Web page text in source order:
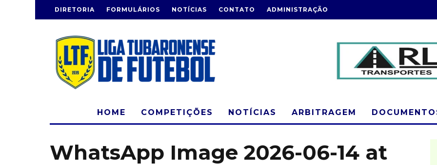
DIRETORIA FORMULÁRIOS NOTÍCIAS CONTATO ADMINISTRAÇÃO
HOME COMPETIÇÕES NOTÍCIAS ARBITRAGEM
WhatsApp Image 2026-06-14 at